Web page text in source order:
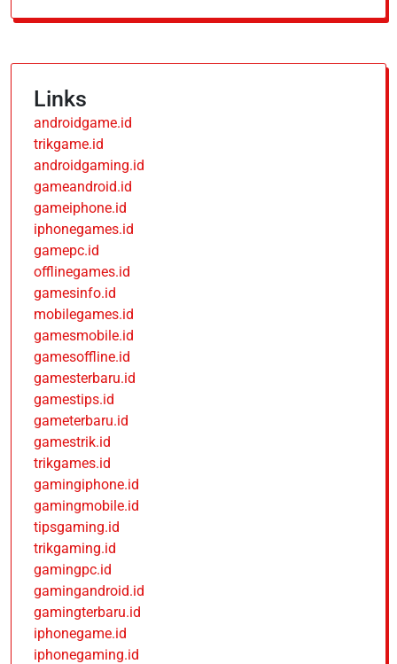
Links
androidgame.id
trikgame.id
androidgaming.id
gameandroid.id
gameiphone.id
iphonegames.id
gamepc.id
offlinegames.id
gamesinfo.id
mobilegames.id
gamesmobile.id
gamesoffline.id
gamesterbaru.id
gamestips.id
gameterbaru.id
gamestrik.id
trikgames.id
gamingiphone.id
gamingmobile.id
tipsgaming.id
trikgaming.id
gamingpc.id
gamingandroid.id
gamingterbaru.id
iphonegame.id
iphonegaming.id